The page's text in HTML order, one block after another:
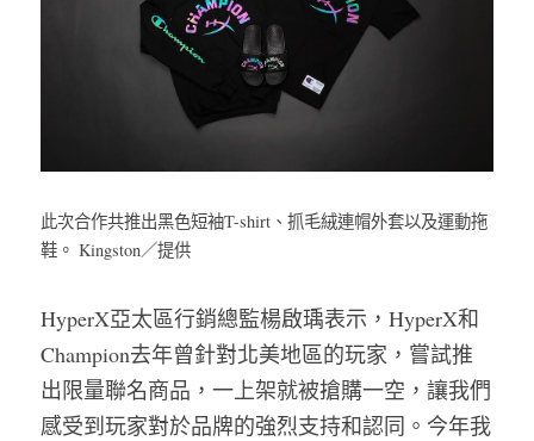
此次合作共推出黑色短袖T-shirt、抓毛絨連帽外套以及運動拖
鞋。 Kingston／提供
HyperX亞太區行銷總監楊啟瑀表示，HyperX和
Champion去年曾針對北美地區的玩家，嘗試推
出限量聯名商品，一上架就被搶購一空，讓我們
感受到玩家對於品牌的強烈支持和認同。今年我